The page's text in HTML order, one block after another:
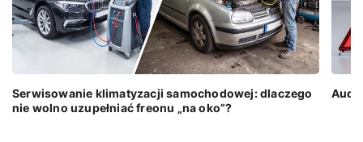
Serwisowanie klimatyzacji samochodowej: dlaczego
nie wolno uzupełniać freonu „na oko”?
Audi